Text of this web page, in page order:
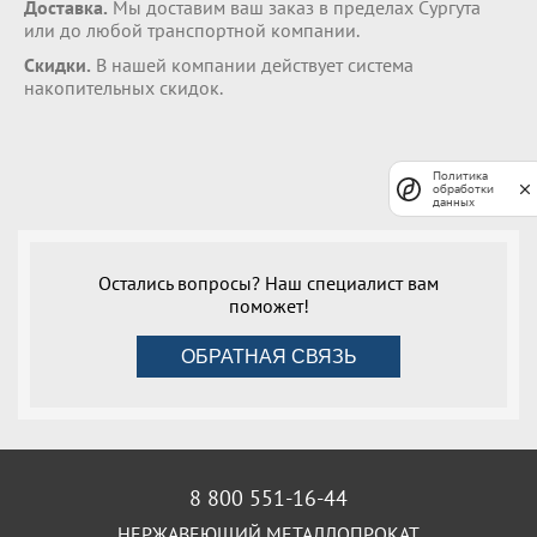
Доставка. Мы доставим ваш заказ в пределах Сургута
или до любой транспортной компании.
Скидки. В нашей компании действует система
накопительных скидок.
Остались вопросы? Наш специалист вам
поможет!
ОБРАТНАЯ СВЯЗЬ
8 800 551-16-44
Политика
обработки
данных